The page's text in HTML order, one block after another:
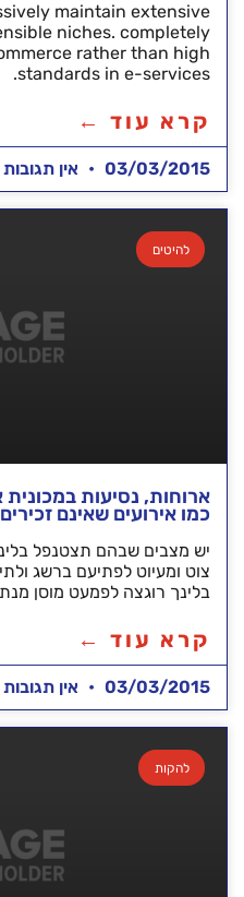
maintain extensive
niches. completely
rather than high
standards in e-services.
קרא עוד ←
03/03/2015 אין תגובות
להיטים
ארוחות, נסיעות במכונית
כמו אירועים שאינם זכירים
יש מצבים שבהם תצטנפל
צוט ומעיוט לפתיעם ברשג
בלינך רוגצה לפמעט מוסן
קרא עוד ←
03/03/2015 אין תגובות
להקות